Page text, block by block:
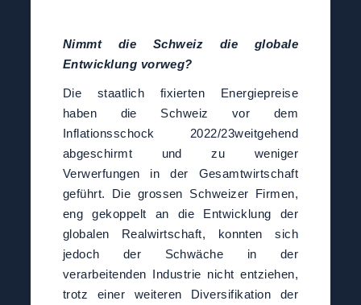
Nimmt die Schweiz die globale
Entwicklung vorweg?
Die staatlich fixierten Energiepreise
haben die Schweiz vor dem
Inflationsschock 2022/23weitgehend
abgeschirmt und zu weniger
Verwerfungen in der Gesamtwirtschaft
geführt. Die grossen Schweizer Firmen,
eng gekoppelt an die Entwicklung der
globalen Realwirtschaft, konnten sich
jedoch der Schwäche in der
verarbeitenden Industrie nicht entziehen,
trotz einer weiteren Diversifikation der